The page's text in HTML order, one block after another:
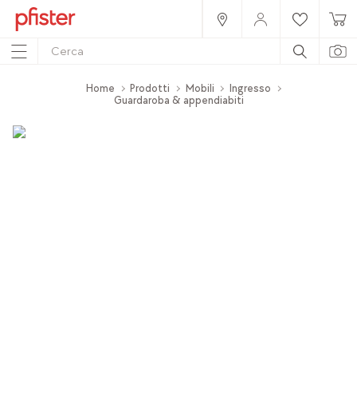
Home Prodotti Mobili
Ingresso
Guardaroba & appendiabiti